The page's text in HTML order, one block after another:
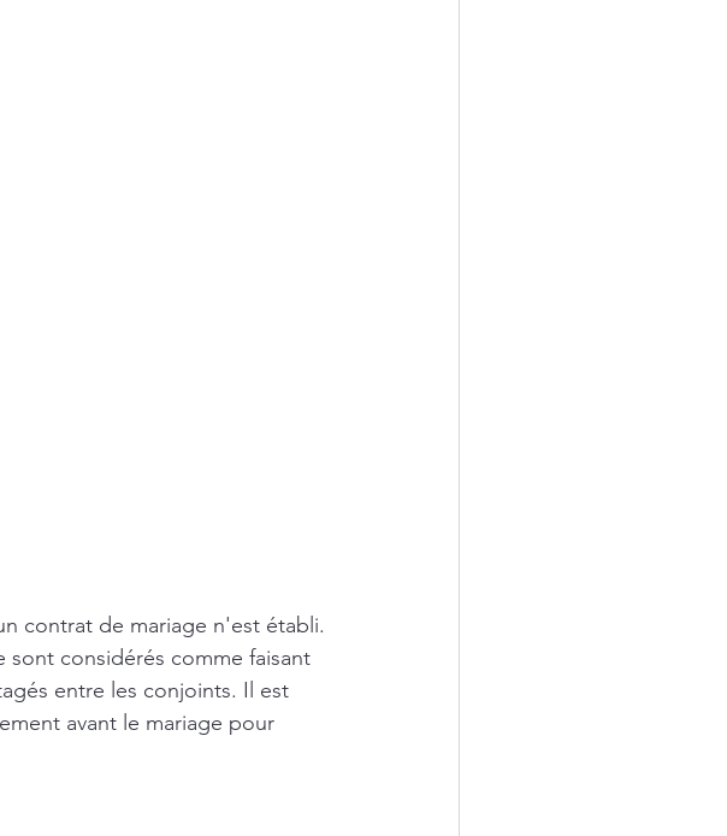
contrat de mariage n'est établi.
sont considérés comme faisant
entre les conjoints. Il est
avant le mariage pour